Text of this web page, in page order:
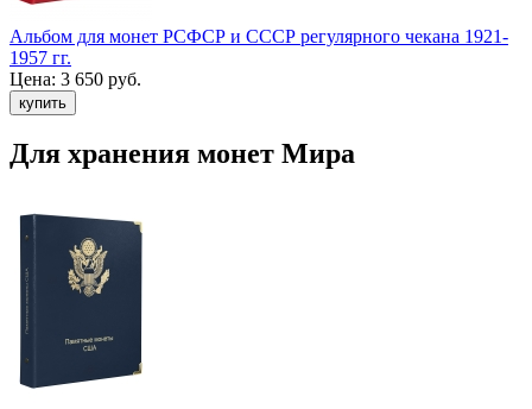
Альбом для монет РСФСР и СССР регулярного чекана 1921-
1957 гг.
Цена: 3 650 руб.
Для хранения монет Мира